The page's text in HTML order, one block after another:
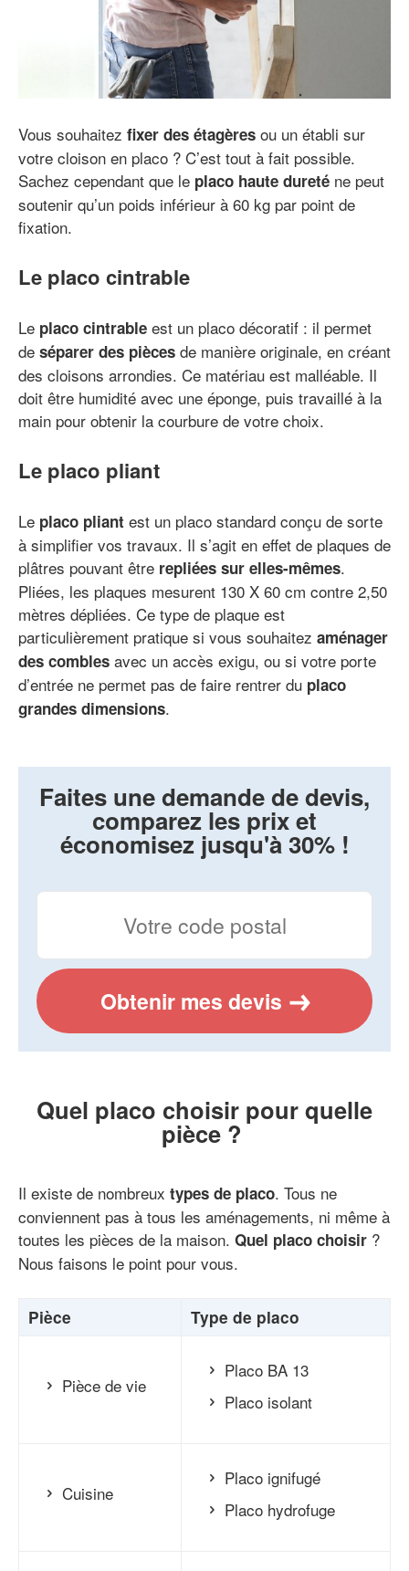
Vous souhaitez fixer des étagères ou un établi sur
votre cloison en placo ? C’est tout à fait possible.
Sachez cependant que le placo haute dureté ne peut
soutenir qu’un poids inférieur à 60 kg par point de
fixation.
Le placo cintrable
Le placo cintrable est un placo décoratif : il permet
de séparer des pièces de manière originale, en créant
des cloisons arrondies. Ce matériau est malléable. Il
doit être humidité avec une éponge, puis travaillé à la
main pour obtenir la courbure de votre choix.
Le placo pliant
Le placo pliant est un placo standard conçu de sorte
à simplifier vos travaux. Il s’agit en effet de plaques de
plâtres pouvant être repliées sur elles-mêmes.
Pliées, les plaques mesurent 130 X 60 cm contre 2,50
mètres dépliées. Ce type de plaque est
particulièrement pratique si vous souhaitez aménager
des combles avec un accès exigu, ou si votre porte
d’entrée ne permet pas de faire rentrer du placo
grandes dimensions.
Faites une demande de devis,
comparez les prix et
économisez jusqu'à 30% !
Obtenir mes devis
Quel placo choisir pour quelle
pièce ?
Il existe de nombreux types de placo. Tous ne
conviennent pas à tous les aménagements, ni même à
toutes les pièces de la maison. Quel placo choisir ?
Nous faisons le point pour vous.
Pièce Type de placo
Pièce de vie
Placo BA 13
Placo isolant
Cuisine
Placo ignifugé
Placo hydrofuge